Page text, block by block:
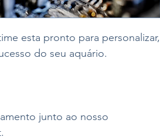
esta pronto para personalizar,
do seu aquário.
junto ao nosso